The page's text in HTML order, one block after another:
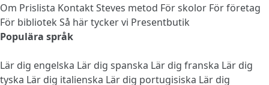
Om Prislista KontaktSteves metod För skolor För företag
För bibliotek Så här tycker vi Presentbutik
Populära språk
Lär dig engelska Lär dig spanska Lär dig franska Lär dig
tyska Lär dig italienska Lär dig portugisiska Lär dig